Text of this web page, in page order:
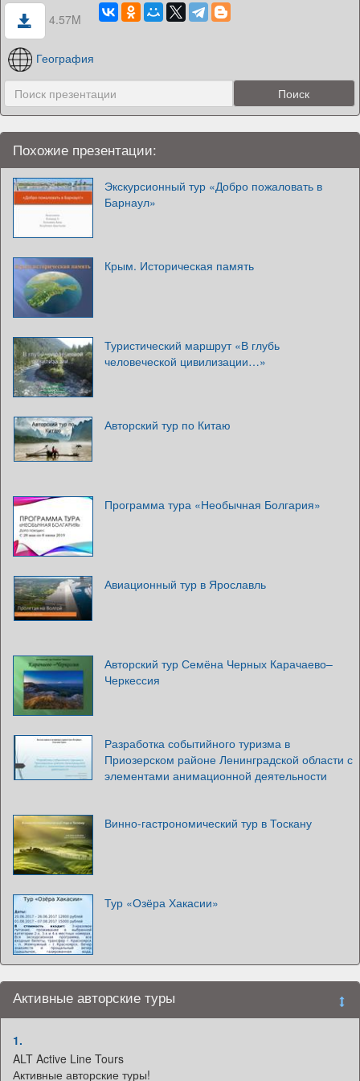
4.57M
География
Похожие презентации:
Экскурсионный тур «Добро пожаловать в
Барнаул»
Крым. Историческая память
Туристический маршрут «В глубь
человеческой цивилизации…»
Авторский тур по Китаю
Программа тура «Необычная Болгария»
Авиационный тур в Ярославль
Авторский тур Семёна Черных Карачаево–
Черкессия
Разработка событийного туризма в
Приозерском районе Ленинградской области с
элементами анимационной деятельности
Винно-гастрономический тур в Тоскану
Тур «Озёра Хакасии»
Активные авторские туры
1.
ALT Active Line Tours
Активные авторские туры!